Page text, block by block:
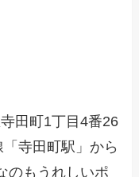
田町1丁目4番26
寺田町駅」から
のもうれしいポ